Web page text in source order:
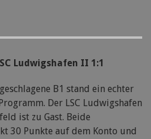
Ludwigshafen II 1:1
B1 stand ein echter
Der LSC Ludwigshafen
ist zu Gast. Beide
30 Punkte auf dem Konto und